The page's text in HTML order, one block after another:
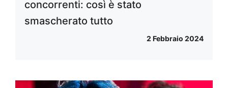
concorrenti: così è stato
smascherato tutto
2 Febbraio 2024